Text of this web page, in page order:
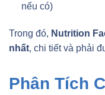
nếu có)
Trong đó, Nutrition
nhất, chi tiết và phải
Phân Tích